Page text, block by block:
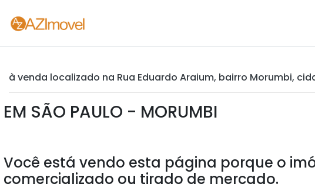
à venda localizado na Rua Eduardo Araium, bairro Morumbi,
EM SÃO PAULO - MORUMBI
Você está vendo esta página porque o
comercializado ou tirado de mercado.